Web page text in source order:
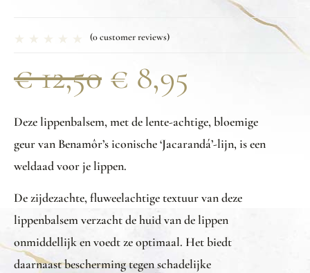
(0customer reviews)
€12,50 € 8,95
Deze lippenbalsem, met de lente-achtige, bloemige
geur van Benamôr’s iconische ‘Jacarandá’-lijn, is een
weldaad voor je lippen.
De zijdezachte, fluweelachtige textuur van deze
lippenbalsem verzacht de huid van de lippen
onmiddellijk en voedt ze optimaal. Het biedt
daarnaast bescherming tegen schadelijke